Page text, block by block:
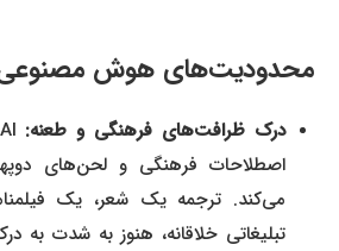
محدودیت‌های هوش
درک ظرافت‌های فرهنگی و طعنه:
اصطلاحات فرهنگی و لحن‌های
می‌کند. ترجمه یک شعر، یک
تبلیغاتی خلاقانه، هنوز به شدت به